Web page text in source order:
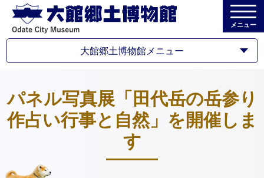
メニュー
大館郷土博物館メニュー
パネル写真展「田代岳の岳参り
作占い行事と自然」を開催しま
す